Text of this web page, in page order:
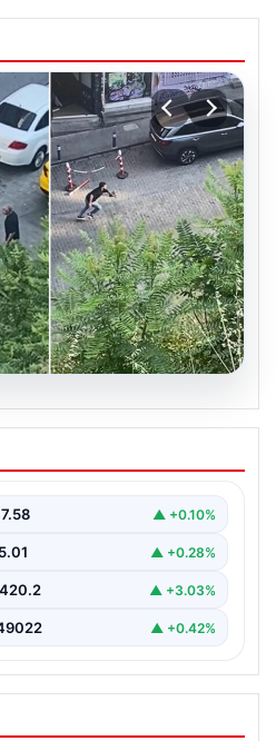
adam paniği.
atladı, döve döve
Adamın Panik Yaratan▲ +0.10%
▲ +0.28%
▲ +3.03%
▲ +0.42%